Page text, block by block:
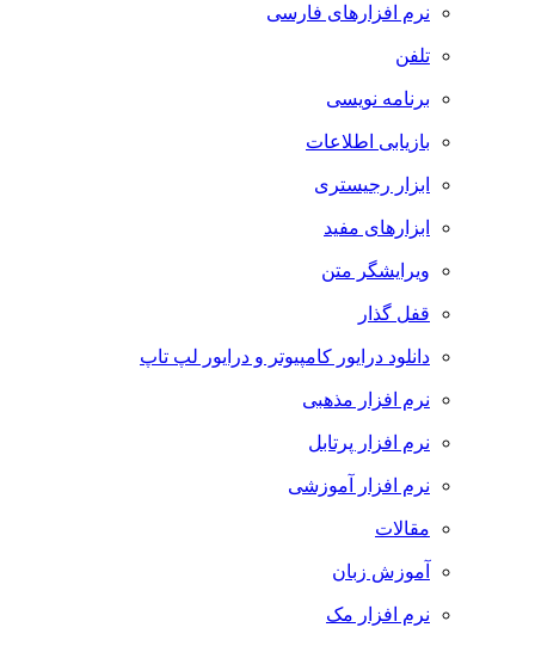
نرم افزارهای فارسی
تلفن
برنامه نویسی
بازیابی اطلاعات
ابزار رجیستری
ابزارهای مفید
ویرایشگر متن
قفل گذار
دانلود درایور کامپیوتر و درایور لپ تاپ
نرم افزار مذهبی
نرم افزار پرتابل
نرم افزار آموزشی
مقالات
آموزش زبان
نرم افزار مک